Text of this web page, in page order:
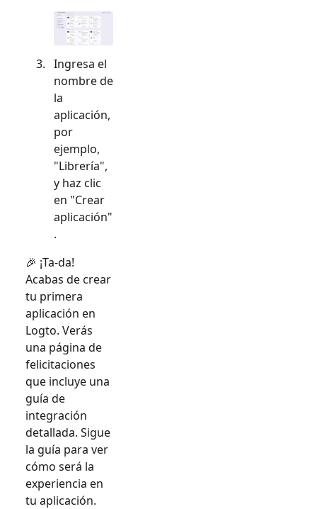
Ingresa el
nombre de
la
aplicación,
por
ejemplo,
"Librería",
y haz clic
en "Crear
aplicación"
.
🎉 ¡Ta-da!
Acabas de crear
tu primera
aplicación en
Logto. Verás
una página de
felicitaciones
que incluye una
guía de
integración
detallada. Sigue
la guía para ver
cómo será la
experiencia en
tu aplicación.